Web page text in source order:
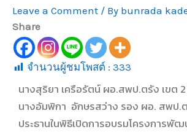
Leave a Comment / By bunrada
Share
จำนวนผู้ชมโพสต์ : 333
นางสุริยา เครือรัตน์ ผอ.สพป.ตรัง เขต
นางอัมพิกา อักษรสว่าง รอง ผอ. สพป.ต
ประธานในพิธีเปิดการอบรมโครงการพั